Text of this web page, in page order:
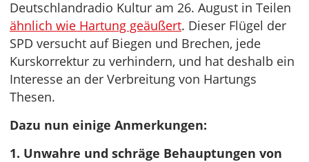
Deutschlandradio Kultur am 26. August in Teilen
ähnlich wie Hartung geäußert. Dieser Flügel der
SPD versucht auf Biegen und Brechen, jede
Kurskorrektur zu verhindern, und hat deshalb ein
Interesse an der Verbreitung von Hartungs
Thesen.
Dazu nun einige Anmerkungen:
1. Unwahre und schräge Behauptungen von